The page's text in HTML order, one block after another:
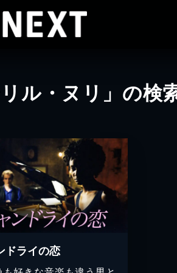
リル・ヌリ」の検
ドライの恋